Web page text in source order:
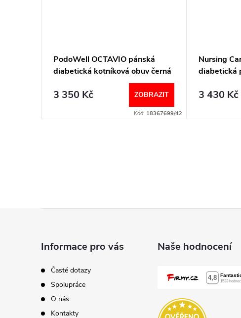
PodoWell OCTAVIO pánská
diabetická kotníková obuv černá
3 350 Kč ZOBRAZIT
Kód: 18367699/42
Nursing
diabetická
3 430 Kč
Informace pro vás
Časté dotazy
Spolupráce
O nás
Kontakty
Naše hodnocení